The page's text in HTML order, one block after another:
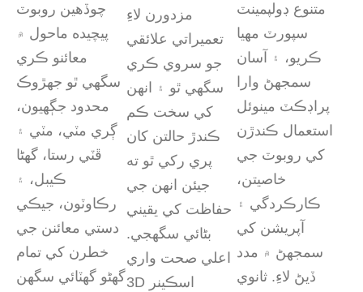
چوڏهين روبوٽ
پيچيده ماحول ۾
معائنو ڪري
سگهي ٿو جهڙوڪ
محدود جڳهيون،
ڳري مٽي، مٽي ۽
ڦٽي رستا، گھڻا
ڪيبل، ۽
رڪاوٽون، جيڪي
دستي معائنن جي
خطرن کي تمام
گهڻو گهٽائي سگهن
مزدورن لاءِ
تعميراتي علائقي
جو سروي ڪري
سگهي ٿو ۽ انهن
کي سخت ڪم
ڪندڙ حالتن کان
پري رکي ٿو ته
جيئن انهن جي
حفاظت کي يقيني
بڻائي سگهجي.
اعلي صحت واري
3D اسڪينر
متنوع ڊولپمينٽ
سپورٽ مهيا
ڪريو، ۽ آسان
سمجھڻ وارا
پراڊڪٽ مينوئل
استعمال ڪندڙن
کي روبوٽ جي
خاصيتن،
ڪارڪردگي ۽
آپريشن کي
سمجھڻ ۾ مدد
ڏيڻ لاءِ. ثانوي